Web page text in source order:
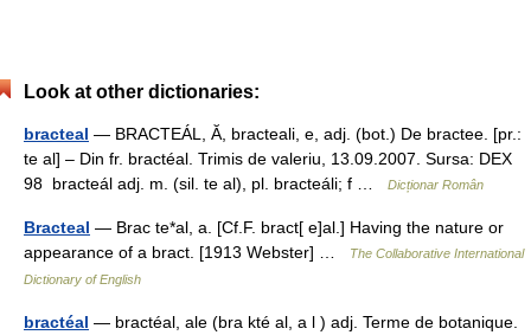
Look at other dictionaries:
bracteal — BRACTEÁL, Ă, bracteali, e, adj. (bot.) De bractee. [pr.:
te al] – Din fr. bractéal. Trimis de valeriu, 13.09.2007. Sursa: DEX
98 bracteál adj. m. (sil. te al), pl. bracteáli; f …
Dicționar Român
Bracteal — Brac te*al, a. [Cf.F. bract[ e]al.] Having the nature or
appearance of a bract. [1913 Webster] …
The Collaborative International
Dictionary of English
bractéal — bractéal, ale (bra kté al, a l ) adj. Terme de botanique.